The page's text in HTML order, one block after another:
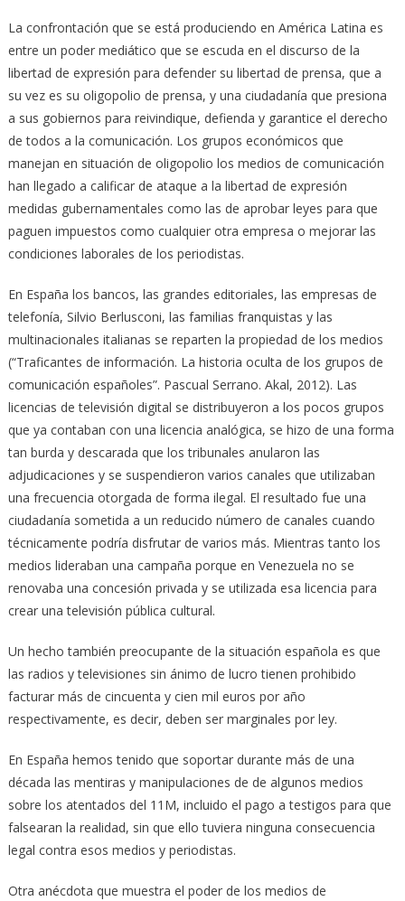
La confrontación que se está produciendo en América Latina es
entre un poder mediático que se escuda en el discurso de la
libertad de expresión para defender su libertad de prensa, que a
su vez es su oligopolio de prensa, y una ciudadanía que presiona
a sus gobiernos para reivindique, defienda y garantice el derecho
de todos a la comunicación. Los grupos económicos que
manejan en situación de oligopolio los medios de comunicación
han llegado a calificar de ataque a la libertad de expresión
medidas gubernamentales como las de aprobar leyes para que
paguen impuestos como cualquier otra empresa o mejorar las
condiciones laborales de los periodistas.
En España los bancos, las grandes editoriales, las empresas de
telefonía, Silvio Berlusconi, las familias franquistas y las
multinacionales italianas se reparten la propiedad de los medios
(“Traficantes de información. La historia oculta de los grupos de
comunicación españoles”. Pascual Serrano. Akal, 2012). Las
licencias de televisión digital se distribuyeron a los pocos grupos
que ya contaban con una licencia analógica, se hizo de una forma
tan burda y descarada que los tribunales anularon las
adjudicaciones y se suspendieron varios canales que utilizaban
una frecuencia otorgada de forma ilegal. El resultado fue una
ciudadanía sometida a un reducido número de canales cuando
técnicamente podría disfrutar de varios más. Mientras tanto los
medios lideraban una campaña porque en Venezuela no se
renovaba una concesión privada y se utilizada esa licencia para
crear una televisión pública cultural.
Un hecho también preocupante de la situación española es que
las radios y televisiones sin ánimo de lucro tienen prohibido
facturar más de cincuenta y cien mil euros por año
respectivamente, es decir, deben ser marginales por ley.
En España hemos tenido que soportar durante más de una
década las mentiras y manipulaciones de de algunos medios
sobre los atentados del 11M, incluido el pago a testigos para que
falsearan la realidad, sin que ello tuviera ninguna consecuencia
legal contra esos medios y periodistas.
Otra anécdota que muestra el poder de los medios de